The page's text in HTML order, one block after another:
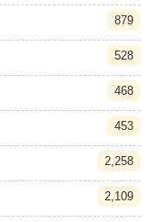
879
528
468
453
2,258
2,109